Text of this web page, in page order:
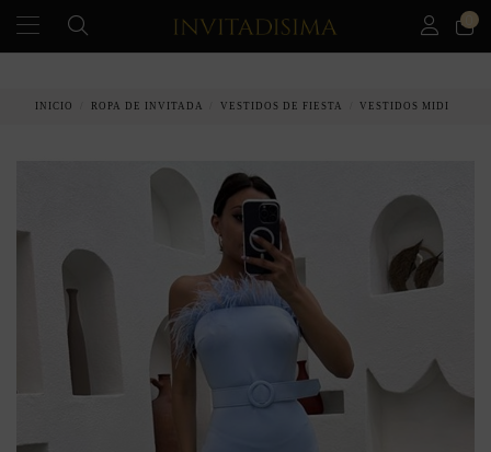
INICIO ROPA DE INVITADA VESTIDOS DE FIESTA VESTIDOS MIDI